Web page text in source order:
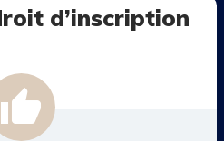
thumb_up
d’inscription